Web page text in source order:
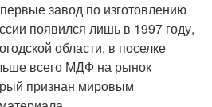
завод по изготовлению
появился лишь в 1997 году,
области, в поселке
всего МДФ на рынок
признан мировым